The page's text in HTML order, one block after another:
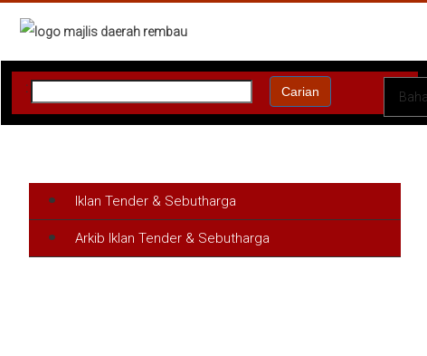
: Carian
Iklan Tender & Sebutharga
Arkib Iklan Tender & Sebutharga